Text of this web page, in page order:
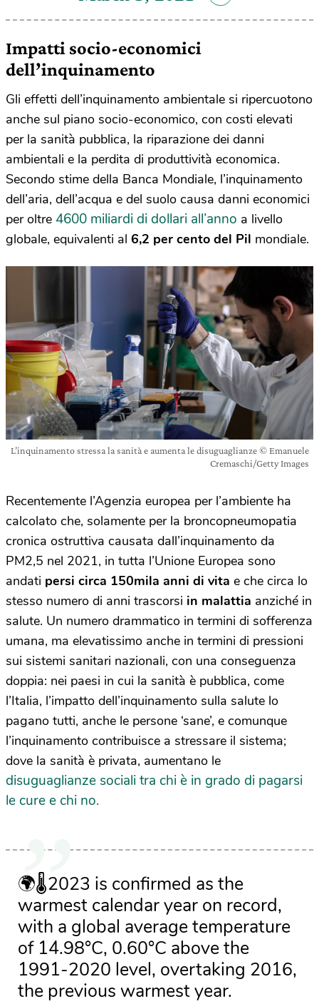
Impatti socio-economici
dell’inquinamento
Gli effetti dell’inquinamento ambientale si ripercuotono
anche sul piano socio-economico, con costi elevati
per la sanità pubblica, la riparazione dei danni
ambientali e la perdita di produttività economica.
Secondo stime della Banca Mondiale, l’inquinamento
dell’aria, dell’acqua e del suolo causa danni economici
per oltre 4600 miliardi di dollari all’anno a livello
globale, equivalenti al 6,2 per cento del Pil mondiale.
L’inquinamento stressa la sanità e aumenta le disuguaglianze © Emanuele
Cremaschi/Getty Images
Recentemente l’Agenzia europea per l’ambiente ha
calcolato che, solamente per la broncopneumopatia
cronica ostruttiva causata dall’inquinamento da
PM2,5 nel 2021, in tutta l’Unione Europea sono
andati persi circa 150mila anni di vita e che circa lo
stesso numero di anni trascorsi in malattia anziché in
salute. Un numero drammatico in termini di sofferenza
umana, ma elevatissimo anche in termini di pressioni
sui sistemi sanitari nazionali, con una conseguenza
doppia: nei paesi in cui la sanità è pubblica, come
l’Italia, l’impatto dell’inquinamento sulla salute lo
pagano tutti, anche le persone ‘sane’, e comunque
l’inquinamento contribuisce a stressare il sistema;
dove la sanità è privata, aumentano le
disuguaglianze sociali tra chi è in grado di pagarsi
le cure e chi no.
🌍🌡️2023 is confirmed as the
warmest calendar year on record,
with a global average temperature
of 14.98°C, 0.60°C above the
1991-2020 level, overtaking 2016,
the previous warmest year.